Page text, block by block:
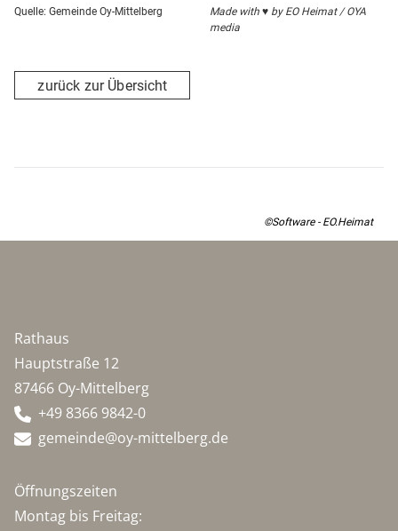
Projekt in Kooperation mit der Gemeinde Oy-Mittelberg und
der Regionalvermarktung Oberallgäu e.V. umgesetzt und
Quelle: Gemeinde Oy-Mittelberg
Made with ♥ by EO Heimat / OYA
media
zurück zur Übersicht
©Software - EO.Heimat
Rathaus
Hauptstraße 12
87466 Oy-Mittelberg
+49 8366 9842-0
gemeinde@oy-mittelberg.de
Öffnungszeiten
Montag bis Freitag: